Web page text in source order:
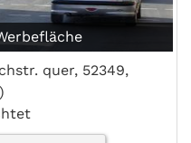
quer, 52349,